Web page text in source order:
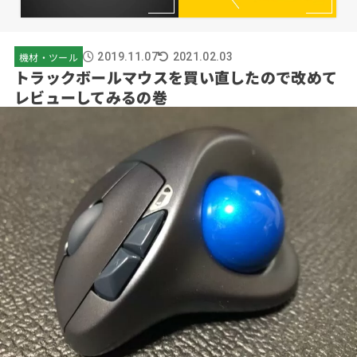
機材・ツール 2019.11.07 2021.02.03
トラックボールマウスを買い直したので改めて
レビューしてみるの巻